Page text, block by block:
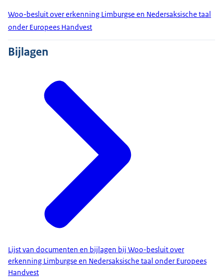
Woo-besluit over erkenning Limburgse en Nedersaksische taal
onder Europees Handvest
Bijlagen
Lijst van documenten en bijlagen bij Woo-besluit over
erkenning Limburgse en Nedersaksische taal onder Europees
Handvest